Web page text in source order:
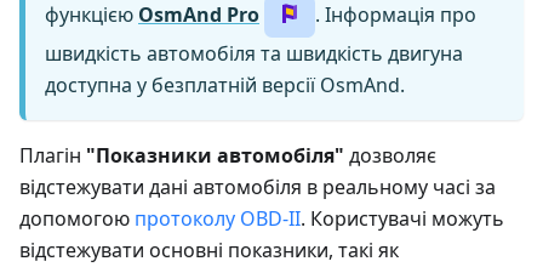
функцією OsmAnd Pro
. Інформація про
швидкість автомобіля та швидкість двигуна
доступна у безплатній версії OsmAnd.
Плагін "Показники автомобіля" дозволяє
відстежувати дані автомобіля в реальному часі за
допомогою протоколу OBD-II. Користувачі можуть
відстежувати основні показники, такі як